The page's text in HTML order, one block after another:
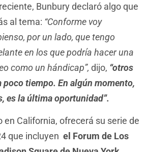
Bunbury declaró algo que
al tema: “Conforme voy
por un lado, que tengo
en los que podría hacer una
como un hándicap”, dijo, “otros
poco tiempo. En algún momento,
es la última oportunidad”.
en California, ofrecerá su serie de
que incluyen el Forum de Los